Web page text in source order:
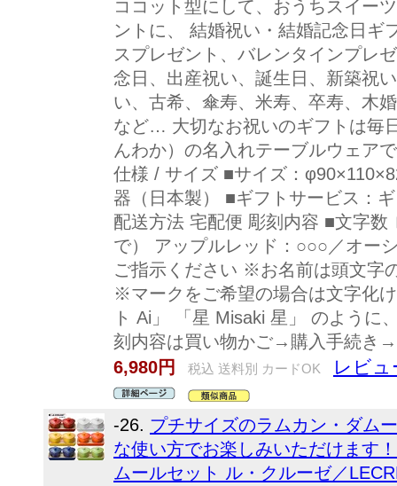
ココット型にして、おうちスイー
ントに、 結婚祝い・結婚記念日ギ
スプレゼント、バレンタインプレ
念日、出産祝い、誕生日、新築祝
い、古希、傘寿、米寿、卒寿、木
など… 大切なお祝いのギフトは毎
んわか）の名入れテーブルウェア
仕様 / サイズ ■サイズ：
器（日本製） ■ギフトサービス：
配送方法 宅配便 彫刻内容 ■文字数
で） アップルレッド：○○○／オ
ご指示ください ※お名前は頭文字
※マークをご希望の場合は文字化
ト Ai」 「星 Misaki 星」 のよう
刻内容は買い物かご→購入手続き
6,980円
税込 送料別 カードOK レビュ
-26. プチサイズのラムカン・ダム
な使い方でお楽しみいただけます
ムールセット ル・クルーゼ／